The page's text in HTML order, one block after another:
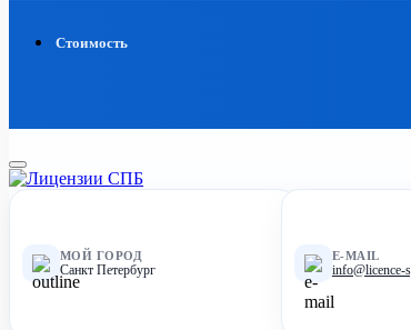
Стоимость
МОЙ ГОРОД
Санкт Петербург
E-MAIL
info@licence-